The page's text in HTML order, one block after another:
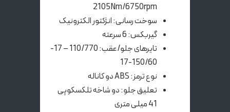
2105Nm/6750rpm
سوخت رسانی: انژکتور الکترونیک
گیربکس: 6 سرعته
تایرهای جلو/عقب: 110/770 – 17-
150/60-17
نوع ترمز: ABS دو کاناله
تعلیق جلو: دو شاخه تلکسکوپی
41 میلی متری